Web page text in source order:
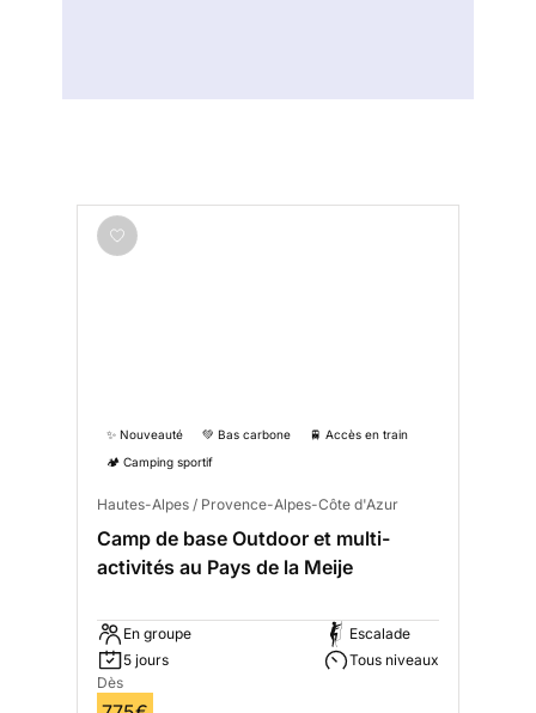
✨ Nouveauté 💚 Bas carbone
🚆 Accès en train
🏕️ Camping sportif
Hautes-Alpes / Provence-Alpes-Côte d'Azur
Camp de base Outdoor et multi-
activités au Pays de la Meije
En groupe
5 jours
Escalade
Tous niveaux
Dès